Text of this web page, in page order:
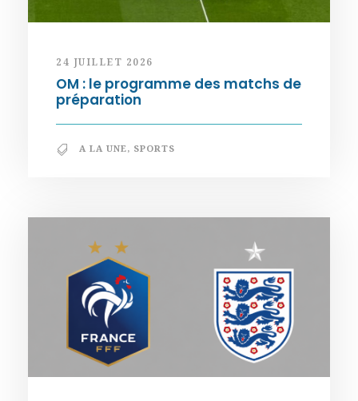
24 JUILLET 2026
OM : le programme des matchs de
préparation
A LA UNE, SPORTS